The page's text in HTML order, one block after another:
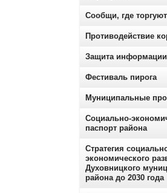
Сообщи, где
Противодействие
Защита информации
Фестиваль пирога
Муниципальные
Социально-
паспорт района
Стратегия
экономического
Духовницкого
района до 2030 года